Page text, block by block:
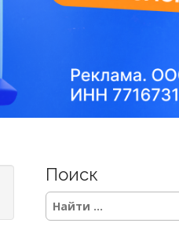
Поиск
S